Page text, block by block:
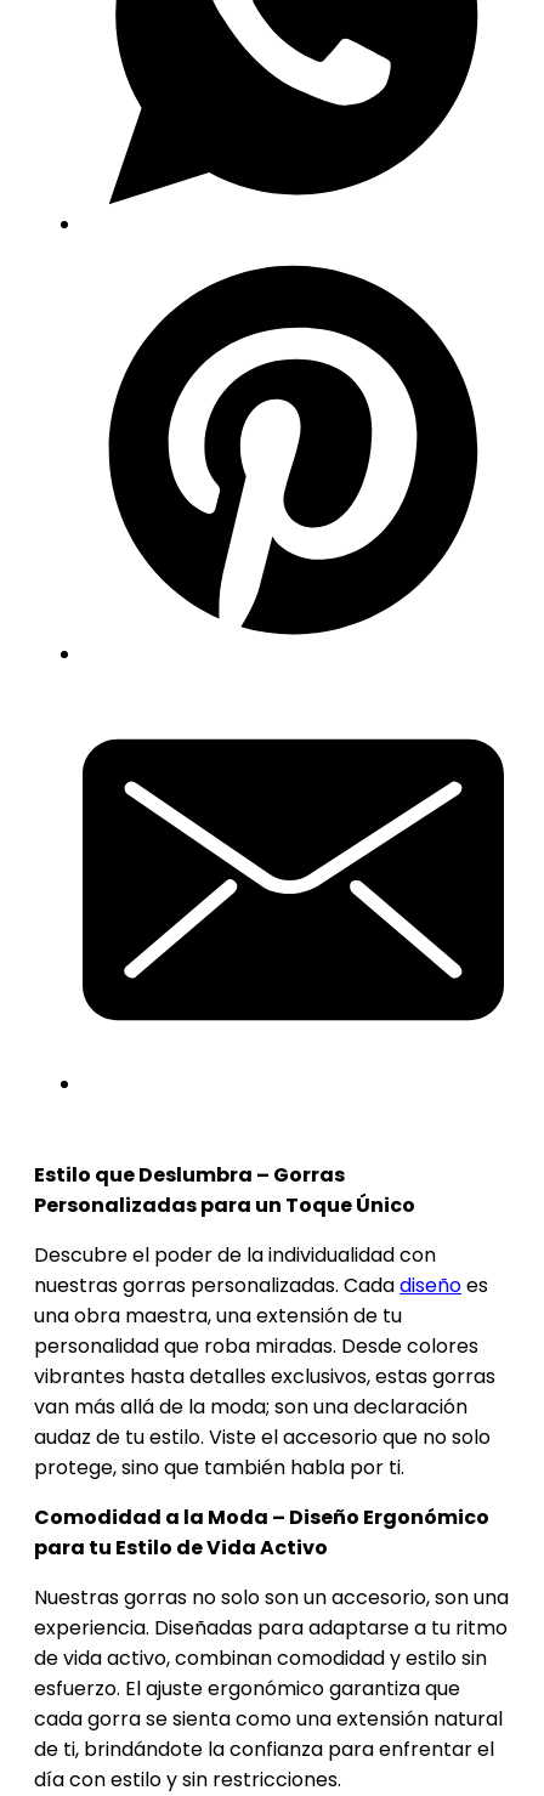
Estilo que Deslumbra – Gorras
Personalizadas para un Toque Único
Descubre el poder de la individualidad con
nuestras gorras personalizadas. Cadadiseñoes
una obra maestra, una extensión de tu
personalidad que roba miradas. Desde colores
vibrantes hasta detalles exclusivos, estas gorras
van más allá de la moda; son una declaración
audaz de tu estilo. Viste el accesorio que no solo
protege, sino que también habla por ti.
Comodidad a la Moda – Diseño Ergonómico
para tu Estilo de Vida Activo
Nuestras gorras no solo son un accesorio, son una
experiencia. Diseñadas para adaptarse a tu ritmo
de vida activo, combinan comodidad y estilo sin
esfuerzo. El ajuste ergonómico garantiza que
cada gorra se sienta como una extensión natural
de ti, brindándote la confianza para enfrentar el
día con estilo y sin restricciones.